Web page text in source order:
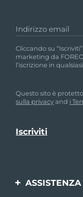
Indirizzo email
Cliccando su
marketing da
l’iscrizione in
Questo sito è
sulla privacyand i
ASSISTENZA